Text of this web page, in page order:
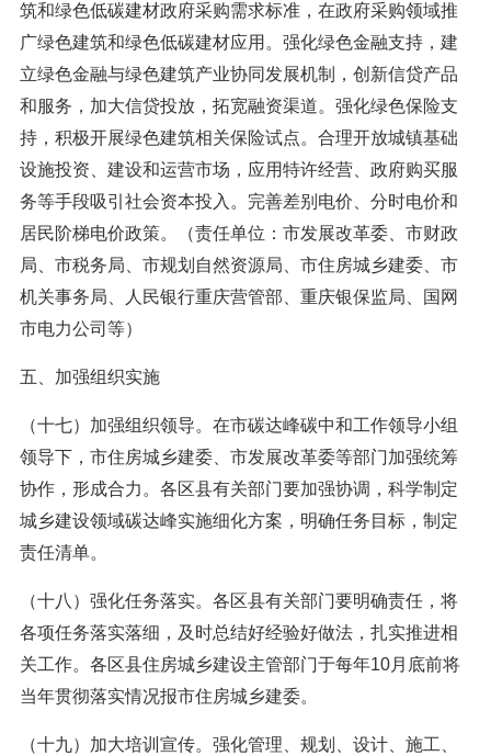
筑和绿色低碳建材政府采购需求标准，在政府采购领域推
广绿色建筑和绿色低碳建材应用。强化绿色金融支持，建
立绿色金融与绿色建筑产业协同发展机制，创新信贷产品
和服务，加大信贷投放，拓宽融资渠道。强化绿色保险支
持，积极开展绿色建筑相关保险试点。合理开放城镇基础
设施投资、建设和运营市场，应用特许经营、政府购买服
务等手段吸引社会资本投入。完善差别电价、分时电价和
居民阶梯电价政策。（责任单位：市发展改革委、市财政
局、市税务局、市规划自然资源局、市住房城乡建委、市
机关事务局、人民银行重庆营管部、重庆银保监局、国网
市电力公司等）
五、加强组织实施
（十七）加强组织领导。在市碳达峰碳中和工作领导小组
领导下，市住房城乡建委、市发展改革委等部门加强统筹
协作，形成合力。各区县有关部门要加强协调，科学制定
城乡建设领域碳达峰实施细化方案，明确任务目标，制定
责任清单。
（十八）强化任务落实。各区县有关部门要明确责任，将
各项任务落实落细，及时总结好经验好做法，扎实推进相
关工作。各区县住房城乡建设主管部门于每年10月底前将
当年贯彻落实情况报市住房城乡建委。
（十九）加大培训宣传。强化管理、规划、设计、施工、